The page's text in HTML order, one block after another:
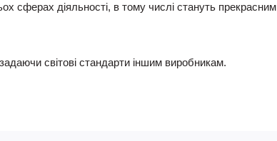
сферах діяльності, в тому числі стануть прекрасним
світові стандарти іншим виробникам.